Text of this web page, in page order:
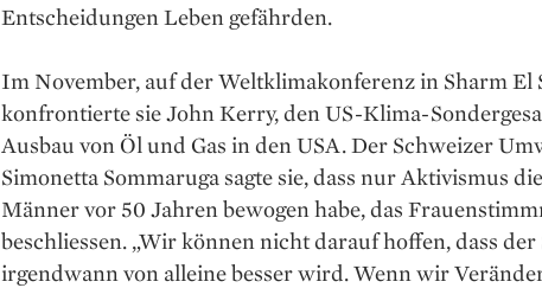
Ent­scheidungen Leben gefährden.
Im November, auf der Weltklima­konferenz in Sharm El
konfrontierte sie John Kerry, den US-Klima-
Ausbau von Öl und Gas in den USA. Der Schweizer
Simonetta Sommaruga sagte sie, dass nur Aktivismus
Männer vor 50 Jahren bewogen habe, das
beschliessen. „Wir können nicht darauf hoffen, dass der
irgendwann von alleine besser wird. Wenn wir